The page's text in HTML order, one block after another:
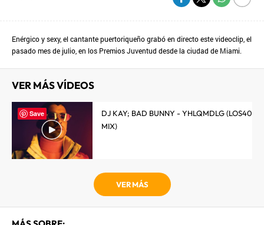
Enérgico y sexy, el cantante puertoriqueño grabó en directo este videoclip, el
pasado mes de julio, en los Premios Juventud desde la ciudad de Miami.
VER MÁS VÍDEOS
DJ KAY; BAD BUNNY - YHLQMDLG (LOS40
MIX)
VER MÁS
Save